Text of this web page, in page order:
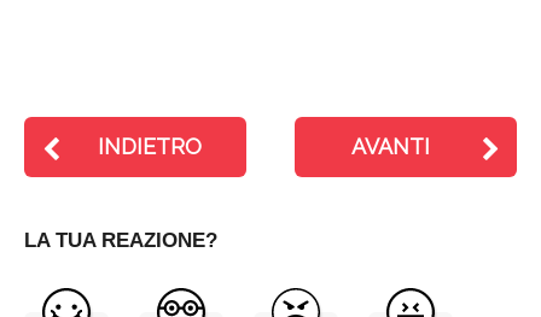
INDIETRO AVANTI
LA TUA REAZIONE?